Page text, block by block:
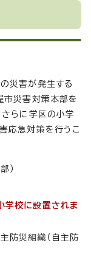
災害が発生する
市災害対策本部を
さらに学区の小学
応急対策を行うこ
）
学校に設置されま
防災組織（自主防